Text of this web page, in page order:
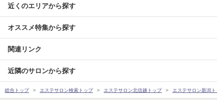
近くのエリアから探す
オススメ特集から探す
関連リンク
近隣のサロンから探す
総合トップ エステサロン検索トップ エステサロン北信越トップ エステサロン新潟ト